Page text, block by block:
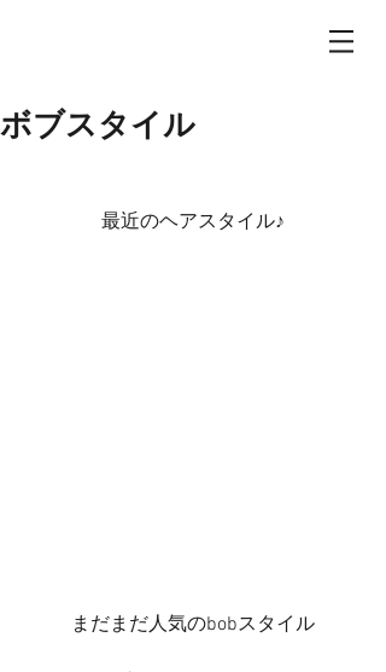
ボブスタイル
最近のヘアスタイル♪
まだまだ人気のbobスタイル